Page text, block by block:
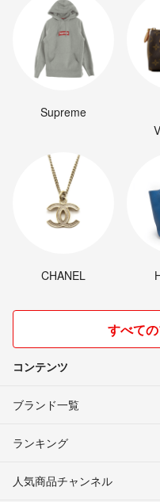
Supreme
CHANEL
すべて
コンテンツ
ブランド一覧
ランキング
人気商品チャンネル